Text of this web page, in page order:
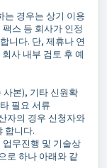
는 경우는 상기 이용
스 등 회사가 인정
니다. 단, 제휴나 연
사 내부 검토 후 예
사본), 기타 신원확
필요 서류
자의 경우 신청자와
합니다.
무진행 및 기술상
로 하나 아래와 같